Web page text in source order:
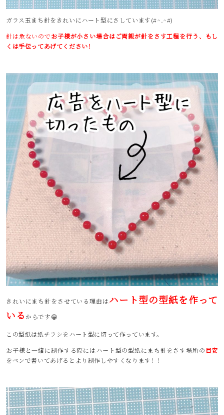
ガラス玉まち針をきれいにハート型にさしています(#^.^#)
針は危ないのでお子様が小さい場合はご両親が針をさす工程を行う、もし
くは手伝ってあげてください！
きれいにまち針をさせている理由はハート型の型紙を作って
いる からです😁
この型紙は紙チラシをハート型に切って作っています。
お子様と一緒に制作する際にはハート型の型紙にまち針をさす場所の 目安
をペンで書いてあげるとより制作しやすくなります！！